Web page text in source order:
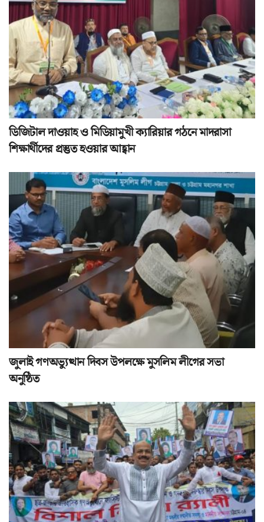
ডিজিটাল দাওয়াহ ও মিডিয়ামুখী ক্যারিয়ার গঠনে মাদরাসা
শিক্ষার্থীদের প্রস্তুত হওয়ার আহ্বান
জুলাই গণঅভ্যুত্থান দিবস উপলক্ষে মুসলিম লীগের সভা
অনুষ্ঠিত